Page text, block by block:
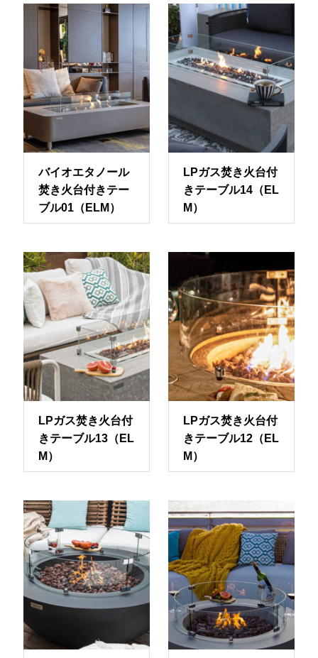
バイオエタノール
焚き火台付きテー
ブル01（ELM）
LPガス焚き火台付
きテーブル14（EL
M）
LPガス焚き火台付
きテーブル13（EL
M）
LPガス焚き火台付
きテーブル12（EL
M）